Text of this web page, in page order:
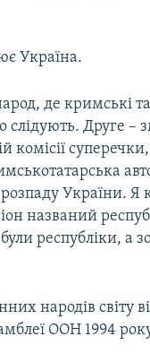
Україна.
де кримські
слідують. Друге –
комісії
розпаду України.
названий
республіки, а
народів світу
ООН 1994